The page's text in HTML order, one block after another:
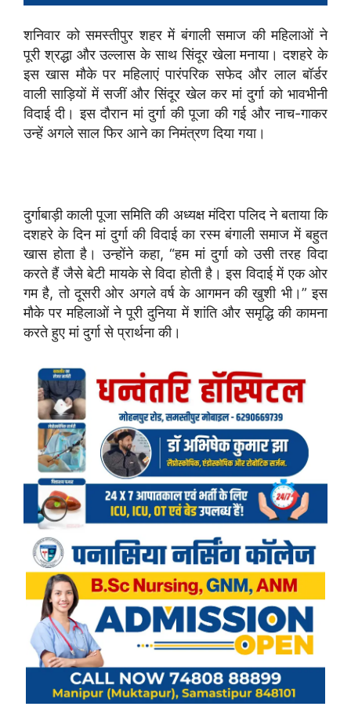
शनिवार को समस्तीपुर शहर में बंगाली समाज की महिलाओं ने
पूरी श्रद्धा और उल्लास के साथ सिंदूर खेला मनाया। दशहरे के
इस खास मौके पर महिलाएं पारंपरिक सफेद और लाल बॉर्डर
वाली साड़ियों में सजीं और सिंदूर खेल कर मां दुर्गा को भावभीनी
विदाई दी। इस दौरान मां दुर्गा की पूजा की गई और नाच-गाकर
उन्हें अगले साल फिर आने का निमंत्रण दिया गया।
दुर्गाबाड़ी काली पूजा समिति की अध्यक्ष मंदिरा पलिद ने बताया कि
दशहरे के दिन मां दुर्गा की विदाई का रस्म बंगाली समाज में बहुत
खास होता है। उन्होंने कहा, “हम मां दुर्गा को उसी तरह विदा
करते हैं जैसे बेटी मायके से विदा होती है। इस विदाई में एक ओर
गम है, तो दूसरी ओर अगले वर्ष के आगमन की खुशी भी।” इस
मौके पर महिलाओं ने पूरी दुनिया में शांति और समृद्धि की कामना
करते हुए मां दुर्गा से प्रार्थना की।